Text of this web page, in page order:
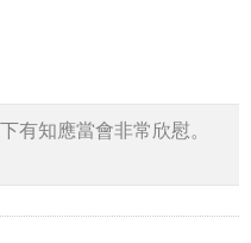
有知應當會非常欣慰。